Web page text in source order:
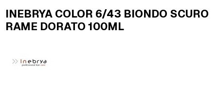
INEBRYA COLOR 6/43 BIONDO SCURO
RAME DORATO 100ML